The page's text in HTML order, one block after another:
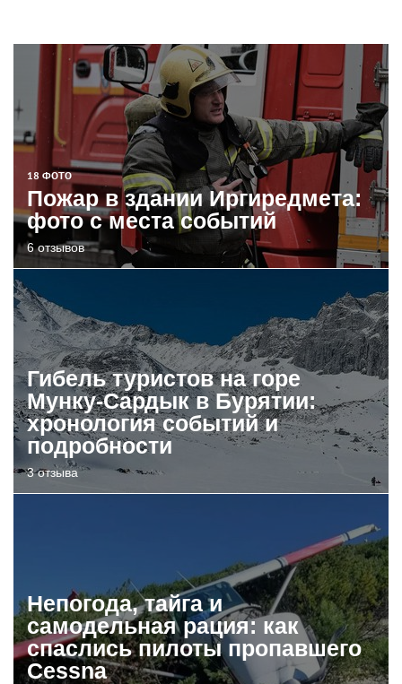
18 ФОТО
Пожар в здании Иргиредмета:
фото с места событий
6 отзывов
Гибель туристов на горе
Мунку-Сардык в Бурятии:
хронология событий и
подробности
3 отзыва
Непогода, тайга и
самодельная рация: как
спаслись пилоты пропавшего
Cessna